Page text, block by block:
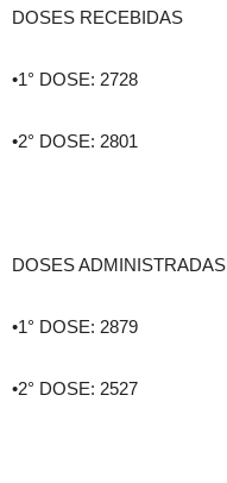
DOSES RECEBIDAS
•1° DOSE: 2728
•2° DOSE: 2801
DOSES ADMINISTRADAS
•1° DOSE: 2879
•2° DOSE: 2527